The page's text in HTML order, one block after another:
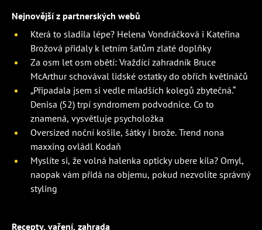
Nejnovější z partnerských webů
Která to sladila lépe? Helena Vondráčková i Kateřina
Brožová přidaly k letním šatům zlaté doplňky
Za osm let osm obětí: Vraždící zahradník Bruce
McArthur schovával lidské ostatky do obřích květináčů
„Připadala jsem si vedle mladších kolegů zbytečná.“
Denisa (52) trpí syndromem podvodnice. Co to
znamená, vysvětluje psycholožka
Oversized noční košile, šátky i brože. Trend nona
maxxing ovládl Kodaň
Myslíte si, že volná halenka opticky ubere kila? Omyl,
naopak vám přidá na objemu, pokud nezvolíte správný
styling
Recepty, vaření, zahrada